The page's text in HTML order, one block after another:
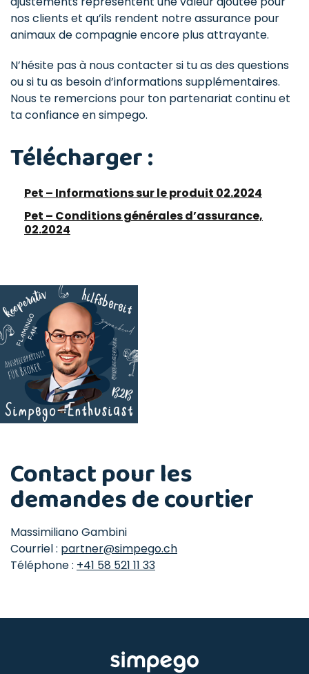
nos clients et qu’ils rendent notre assurance pour
animaux de compagnie encore plus attrayante.
N’hésite pas à nous contacter si tu as des questions
ou si tu as besoin d’informations supplémentaires.
Nous te remercions pour ton partenariat continu et
ta confiance en simpego.
Télécharger :
Pet – Informations sur le produit 02.2024
Pet – Conditions générales d’assurance,
02.2024
Contact pour les
demandes de courtier
Massimiliano Gambini
Courriel : partner@simpego.ch
Téléphone : +41 58 521 11 33